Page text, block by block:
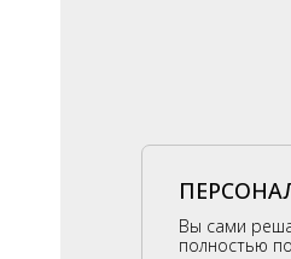
Вы сами
полностью